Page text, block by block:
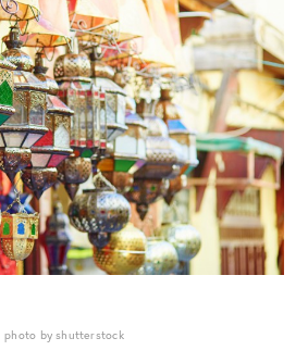
photo by shutterstock